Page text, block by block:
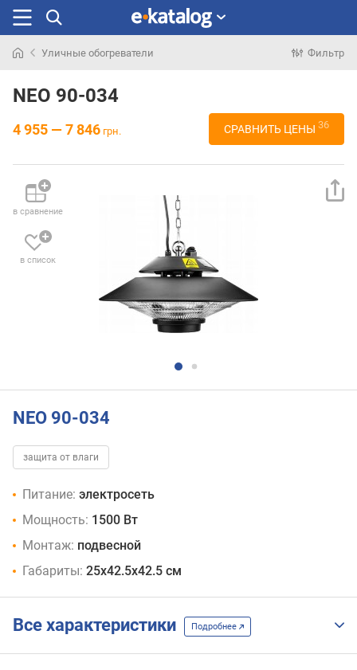
раньше
Уличные обогреватели Фильтр
NEO 90-034
4 955 — 7 846 грн. СРАВНИТЬ ЦЕНЫ 36
в сравнение
в список
NEO 90-034
защита от влаги
Питание: электросеть
Мощность: 1500 Вт
Монтаж: подвесной
Габариты: 25x42.5x42.5 см
Все характеристики Подробнее